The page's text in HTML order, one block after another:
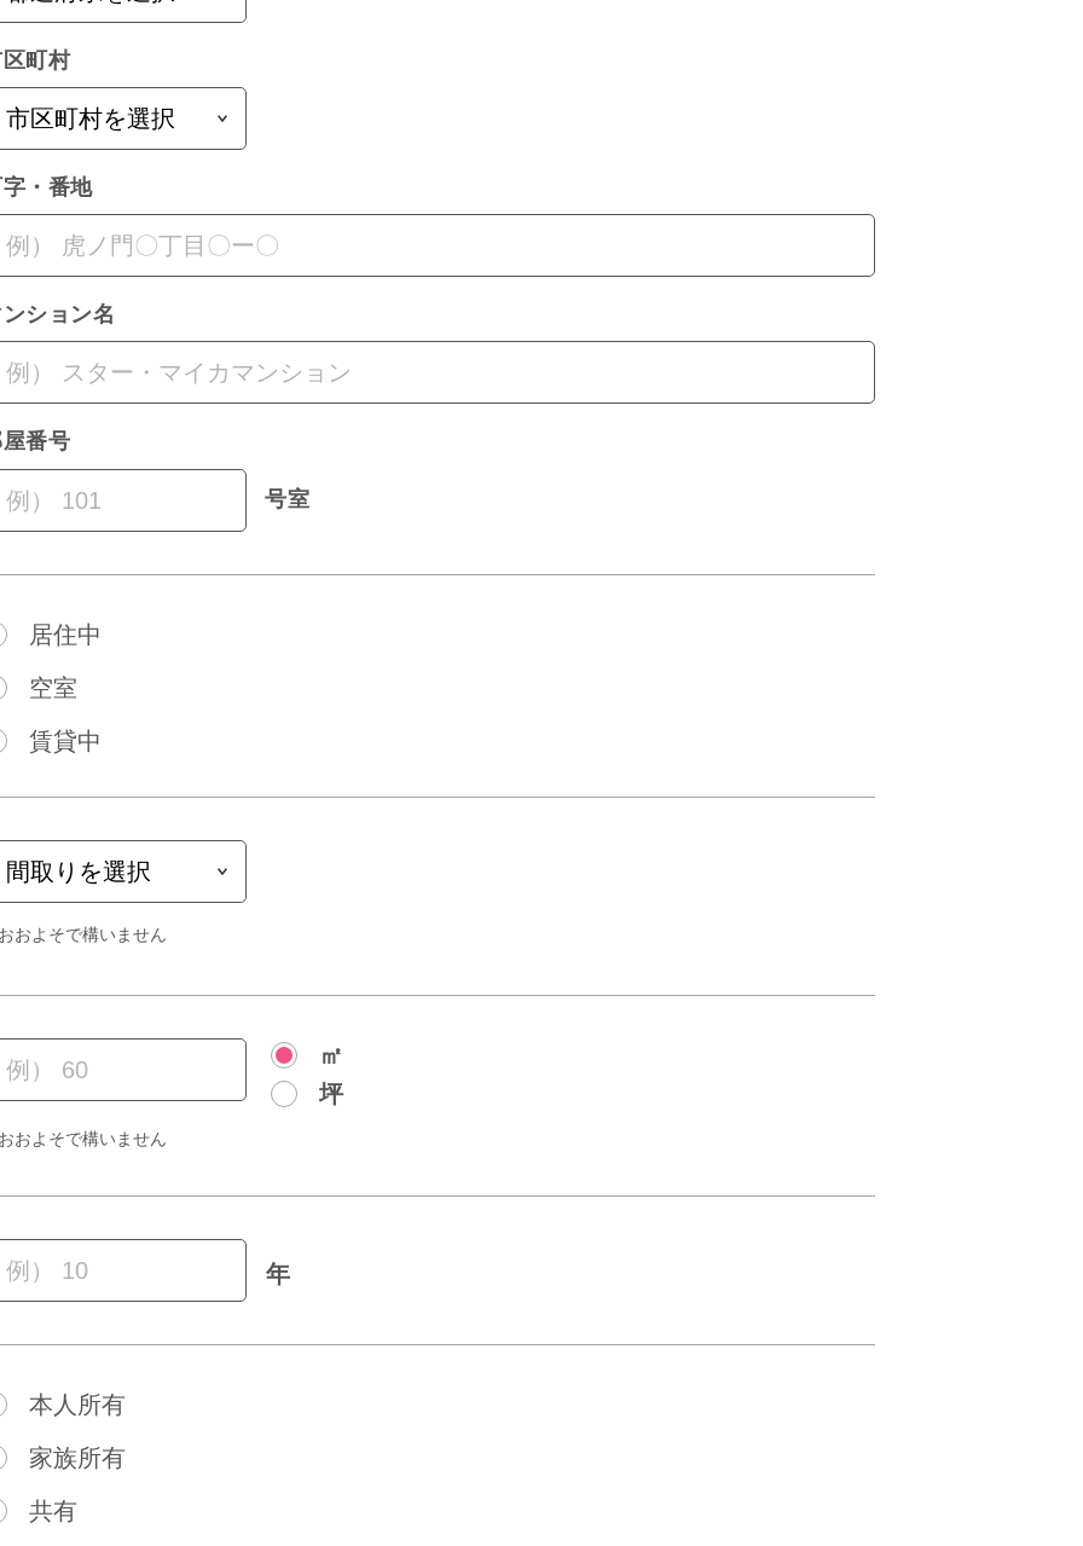
町村
・番地
ション名
番号
号室
居住中
空室
賃貸中
およそで構いません
㎡
坪
およそで構いません
年
本人所有
家族所有
共有